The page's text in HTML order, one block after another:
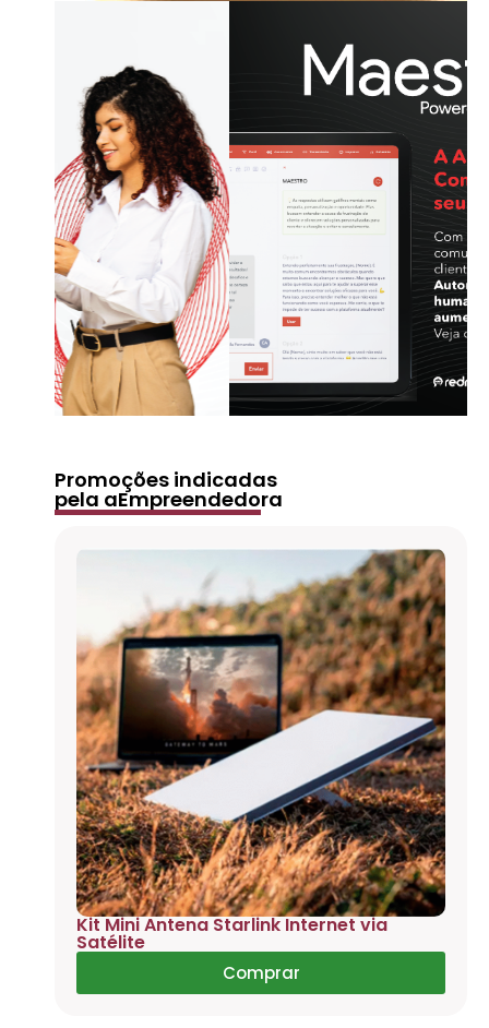
Promoções indicadas
pela aEmpreendedora
Kit Mini Antena Starlink Internet via
Satélite
Comprar